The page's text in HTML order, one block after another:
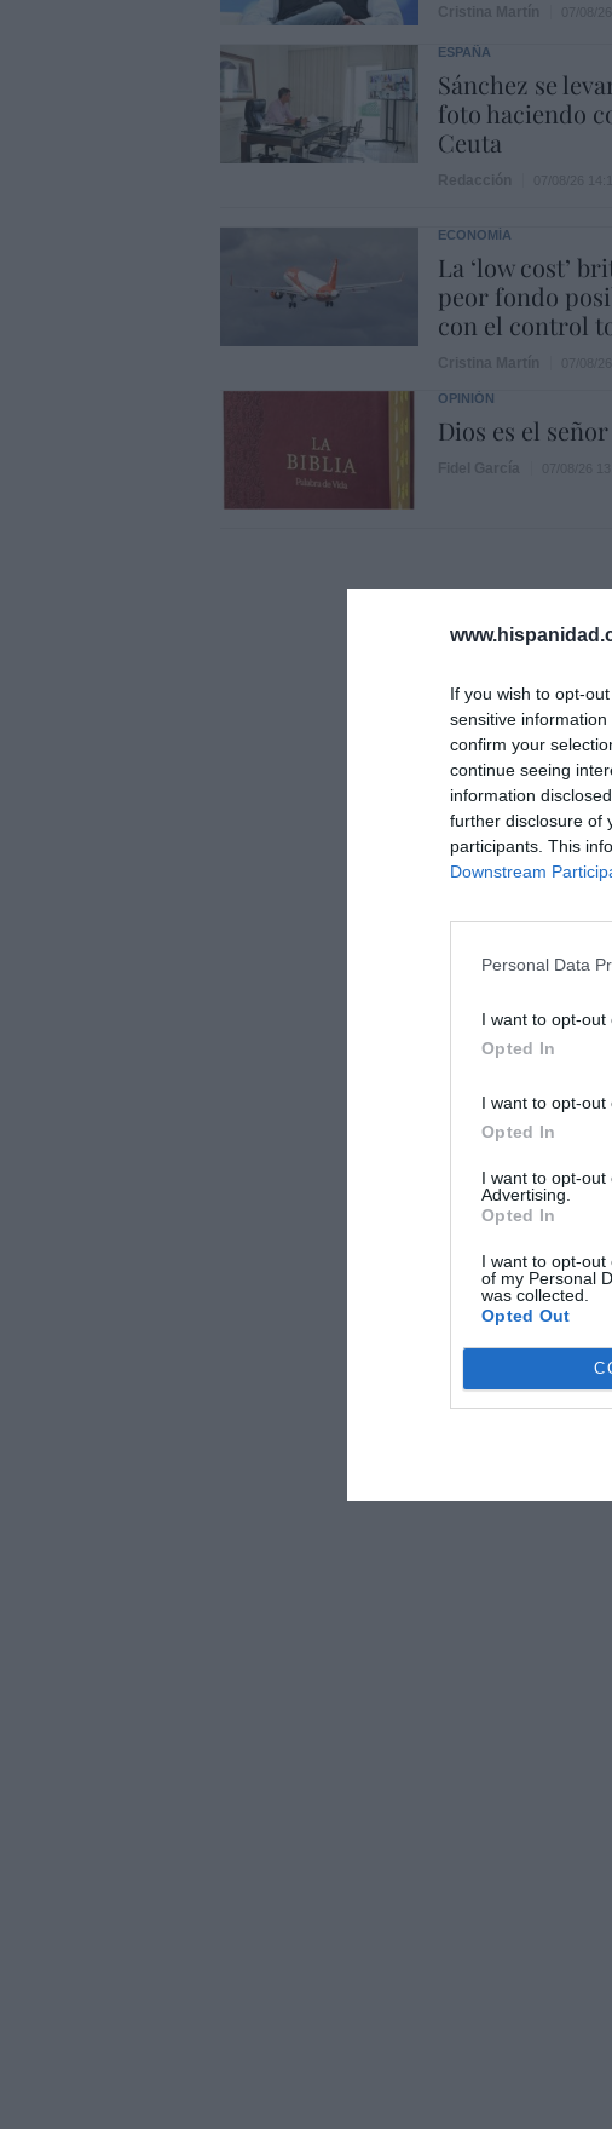
If you wish to opt-
sensitive
confirm your
continue seeing
information
further disclosure of
participants. This
Downstream
Personal Data
I want to opt-out
Opted In
I want to opt-out
Opted In
I want to opt-out
Advertising.
Opted In
I want to opt-out
of my Personal
was collected.
Opted Out
ESPAÑA
Sánchez se
foto haciendo
Ceuta
ECONOMÍA
La ‘low cost’
peor fondo
con el control
OPINIÓN
Dios es el